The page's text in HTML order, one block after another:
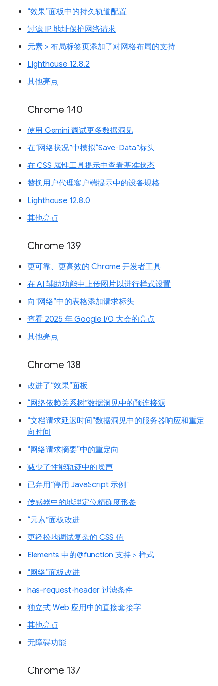
“效果”面板中的持久轨道配置
过滤 IP 地址保护网络请求
元素 > 布局标签页添加了对网格布局的支持
Lighthouse 12.8.2
其他亮点
Chrome 140
使用 Gemini 调试更多数据洞见
在“网络状况”中模拟“Save-Data”标头
在 CSS 属性工具提示中查看基准状态
替换用户代理客户端提示中的设备规格
Lighthouse 12.8.0
其他亮点
Chrome 139
更可靠、更高效的 Chrome 开发者工具
在 AI 辅助功能中上传图片以进行样式设置
向“网络”中的表格添加请求标头
查看 2025 年 Google I/O 大会的亮点
其他亮点
Chrome 138
改进了“效果”面板
“网络依赖关系树”数据洞见中的预连接源
“文档请求延迟时间”数据洞见中的服务器响应和重定
向时间
“网络请求摘要”中的重定向
减少了性能轨迹中的噪声
已弃用“停用 JavaScript 示例”
传感器中的地理定位精确度形参
“元素”面板改进
更轻松地调试复杂的 CSS 值
Elements 中的@function 支持 > 样式
“网络”面板改进
has-request-header 过滤条件
独立式 Web 应用中的直接套接字
其他亮点
无障碍功能
Chrome 137